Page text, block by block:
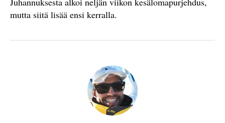
mutta siitä lisää ensi kerralla.